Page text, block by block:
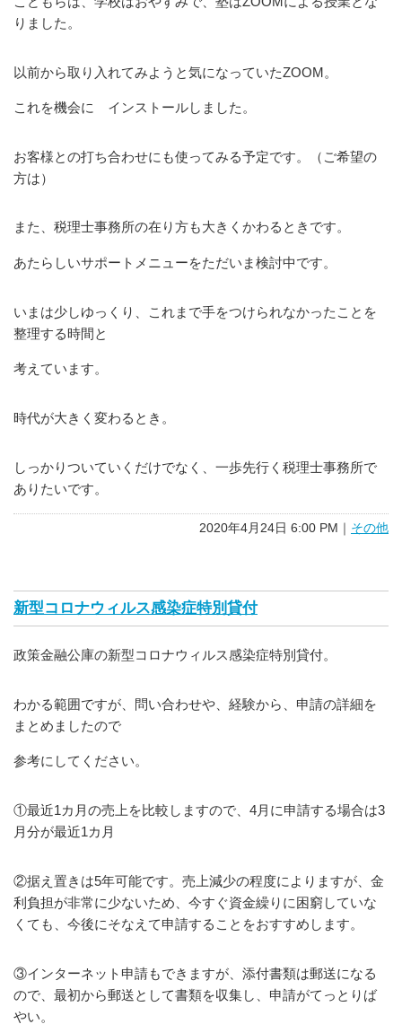
りました。
以前から取り入れてみようと気になっていたZOOM。
これを機会に インストールしました。
お客様との打ち合わせにも使ってみる予定です。（ご希望の
方は）
また、税理士事務所の在り方も大きくかわるときです。
あたらしいサポートメニューをただいま検討中です。
いまは少しゆっくり、これまで手をつけられなかったことを
整理する時間と
考えています。
時代が大きく変わるとき。
しっかりついていくだけでなく、一歩先行く税理士事務所で
ありたいです。
2020年4月24日 6:00 PM｜ その他
新型コロナウィルス感染症特別貸付
政策金融公庫の新型コロナウィルス感染症特別貸付。
わかる範囲ですが、問い合わせや、経験から、申請の詳細を
まとめましたので
参考にしてください。
①最近1カ月の売上を比較しますので、4月に申請する場合は3
月分が最近1カ月
②据え置きは5年可能です。売上減少の程度によりますが、金
利負担が非常に少ないため、今すぐ資金繰りに困窮していな
くても、今後にそなえて申請することをおすすめします。
③インターネット申請もできますが、添付書類は郵送になる
ので、最初から郵送として書類を収集し、申請がてっとりば
やい。